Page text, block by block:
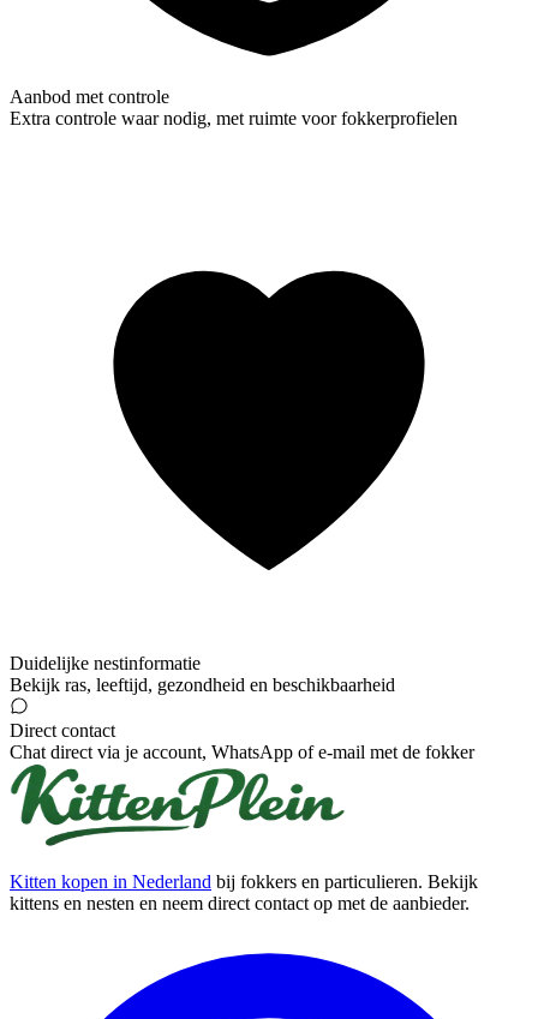
Aanbod met controle
Extra controle waar nodig, met ruimte voor fokkerprofielen
Duidelijke nestinformatie
Bekijk ras, leeftijd, gezondheid en beschikbaarheid
Direct contact
Chat direct via je account, WhatsApp of e-mail met de fokker
Kitten kopen in Nederland bij fokkers en particulieren. Bekijk
kittens en nesten en neem direct contact op met de aanbieder.